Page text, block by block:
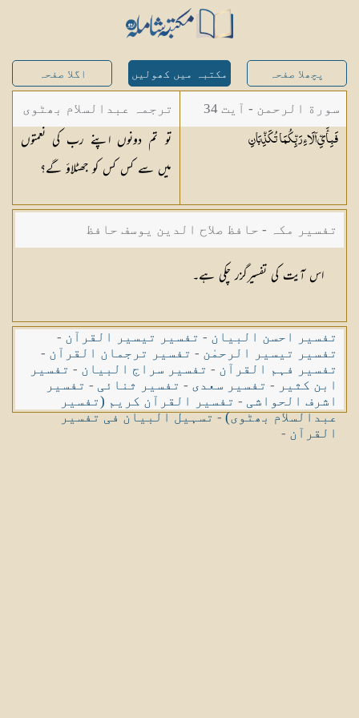
پچھلا صفحہ مکتبہ میں کھولیں اگلا صفحہ
سورة الرحمن - آیت 34
فَبِأَيِّ آلَاءِ رَبِّكُمَاتُكَذِّبَانِ
ترجمہ عبدالسلام بھٹوی
- عبدالسلام بن محمد
تو تم دونوں اپنے رب کی نعمتوں
میں سے کس کس کو جھٹلاؤ گے؟
تفسیر مکہ - حافظ صلاح الدین یوسف حافظ
اس آیت کی تفسیرگزر چکی ہے۔
تفسیر احسن البیان - تفسیر تیسیر القرآن -
تفسیر تیسیر الرحمٰن - تفسیر ترجمان القرآن -
تفسیر فہم القرآن - تفسیر سراج البیان - تفسیر
ابن کثیر - تفسیر سعدی - تفسیر ثنائی - تفسیر
اشرف الحواشی - تفسیر القرآن کریم (تفسیر
عبدالسلام بھٹوی)-تسہیل البیان فی تفسیر
القرآن -